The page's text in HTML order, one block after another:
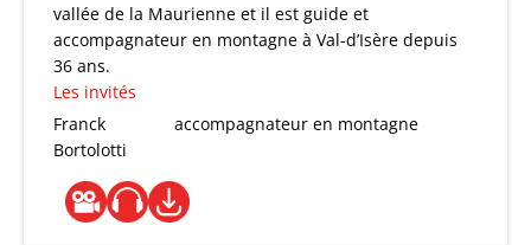
vallée de la Maurienne et il est guide et
accompagnateur en montagne à Val-d’Isère depuis
36 ans.
Les invités
Franck
Bortolotti
accompagnateur en montagne